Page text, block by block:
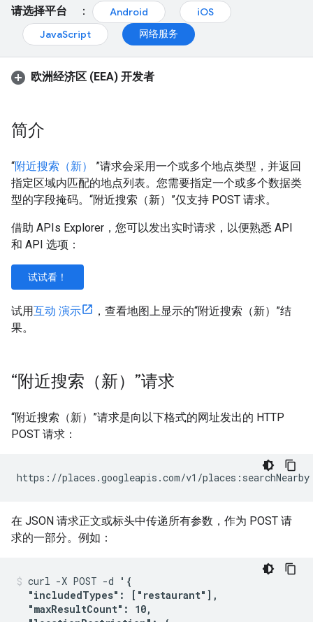
请选择平台 ： Android
iOS
JavaScript
网络服务
欧洲经济区 (EEA) 开发者
简介
“附近搜索（新）
”请求会采用一个或多个地点类型，并返回
指定区域内匹配的地点列表。您需要指定一个或多个数据类
型的字段掩码。“附近搜索（新）”仅支持 POST 请求。
借助 APIs Explorer，您可以发出实时请求，以便熟悉 API
和 API 选项：
试试看！
试用互动 演示
，查看地图上显示的“附近搜索（新）”结
果。
“附近搜索（新）”请求
“附近搜索（新）”请求是向以下格式的网址发出的 HTTP
POST 请求：
https://places.googleapis.com/v1/places:searchNearby
在 JSON 请求正文或标头中传递所有参数，作为 POST 请
求的一部分。例如：
curl -X POST -d
'{
  "includedTypes": ["restaurant"],
  "maxResultCount": 10,